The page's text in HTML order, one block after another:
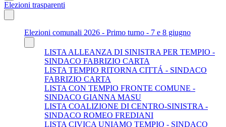
Elezioni trasparenti
Elezioni comunali 2026 - Primo turno - 7 e 8 giugno
LISTA ALLEANZA DI SINISTRA PER TEMPIO -
SINDACO FABRIZIO CARTA
LISTA TEMPIO RITORNA CITTÁ - SINDACO
FABRIZIO CARTA
LISTA CON TEMPIO FRONTE COMUNE -
SINDACO GIANNA MASU
LISTA COALIZIONE DI CENTRO-SINISTRA -
SINDACO ROMEO FREDIANI
LISTA CIVICA UNIAMO TEMPIO - SINDACO